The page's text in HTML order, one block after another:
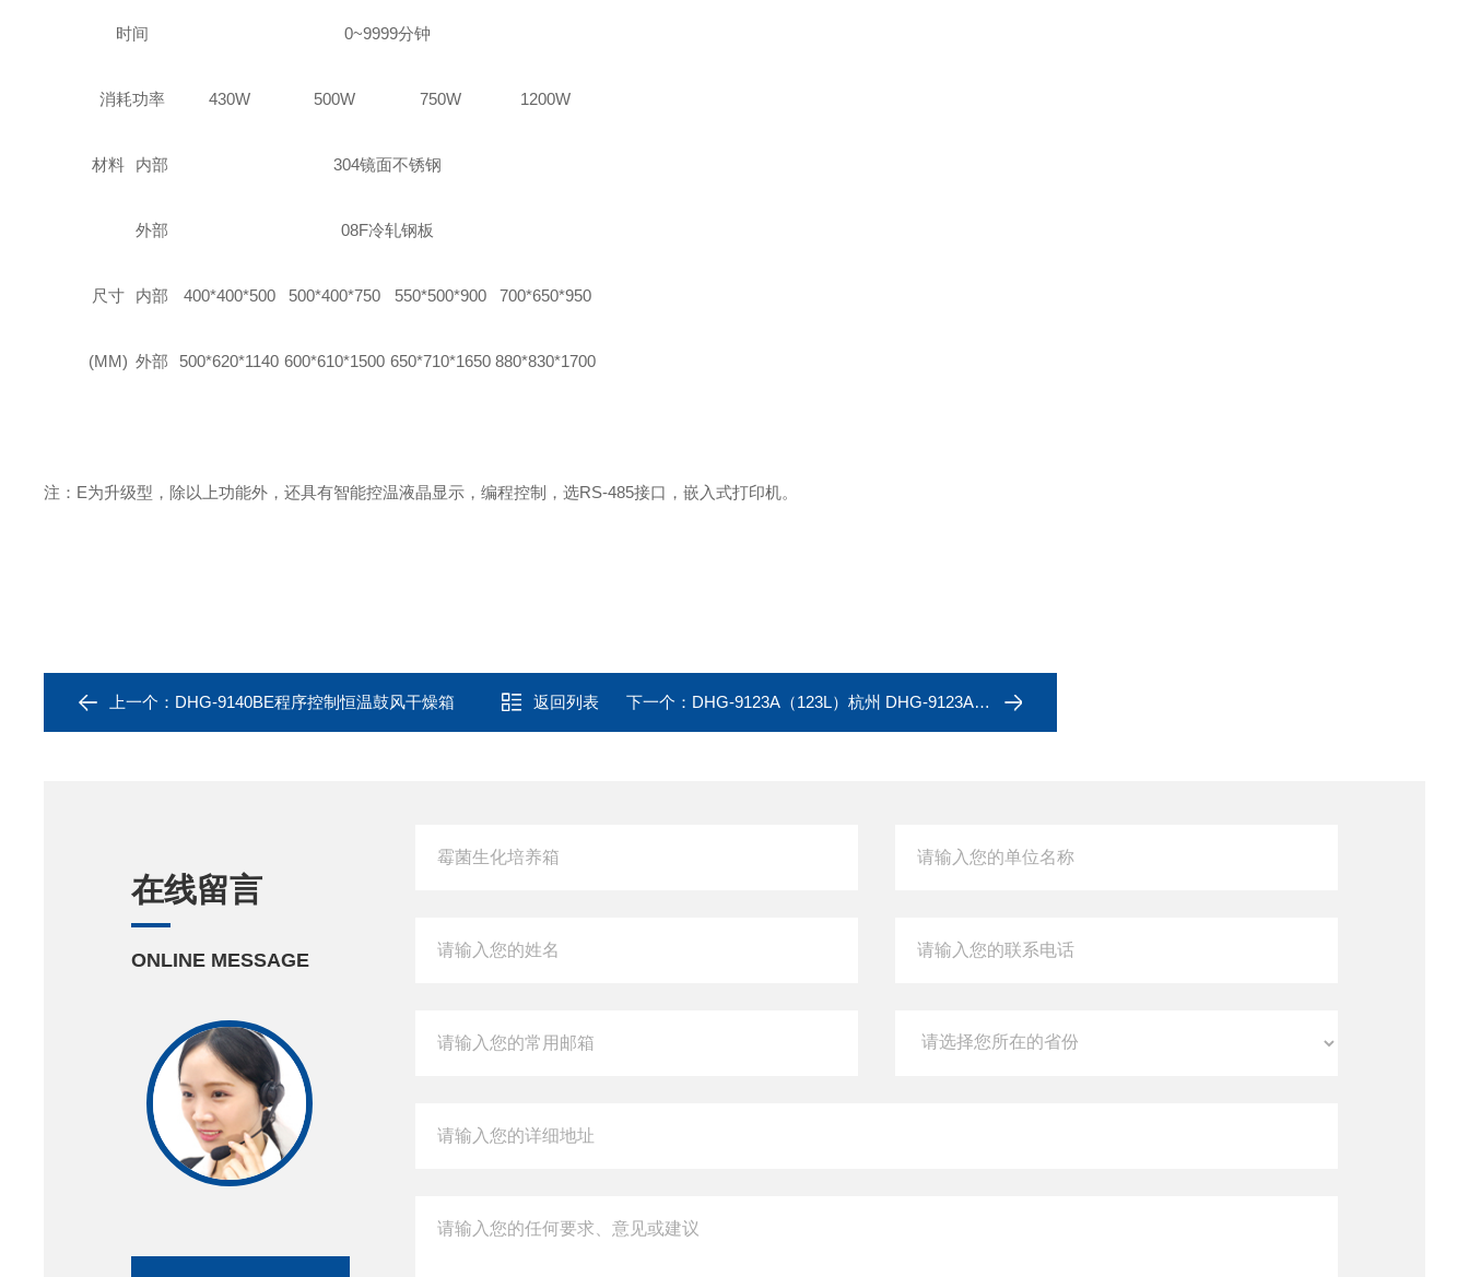
时间 0~9999分钟
消耗功率 430W 500W 750W 1200W
材料 内部 304镜面不锈钢
外部 08F冷轧钢板
尺寸
(MM)
内部 400*400*500 500*400*750 550*500*900 700*650*950
外部 500*620*1140 600*610*1500 650*710*1650 880*830*1700
注：E为升级型，除以上功能外，还具有智能控温液晶显示，编程控制，选RS-485接口，嵌入式打印机。
上一个： DHG-9140BE程序控制恒温鼓风干燥箱 返回列表 下一个： DHG-9123A（123L）杭州 DHG-9123A台式鼓风干燥箱
在线留言
ONLINE MESSAGE